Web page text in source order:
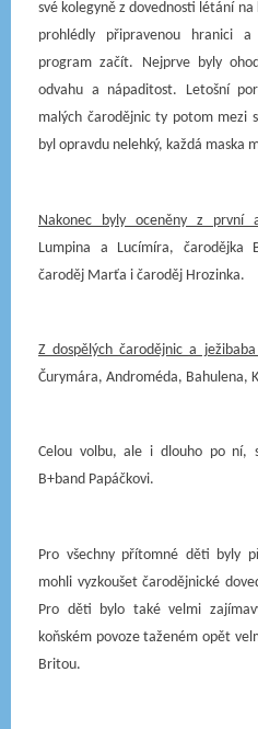
své kolegyně z dovednosti létání
prohlédly připravenou hranici
program začít. Nejprve byly
odvahu a nápaditost. Letošní
malých čarodějnic ty potom mezi
byl opravdu nelehký, každá maska
Nakonec byly oceněny z první
Lumpina a Lucímíra, čarodějka
čaroděj Marťa i čaroděj Hrozinka.
Z dospělých čarodějnic a
Čurymára, Androméda, Bahulena,
Celou volbu, ale i dlouho po ní,
B+band Papáčkovi.
Pro všechny přítomné děti byly
mohli vyzkoušet čarodějnické
Pro děti bylo také velmi
koňském povoze taženém opět
Britou.